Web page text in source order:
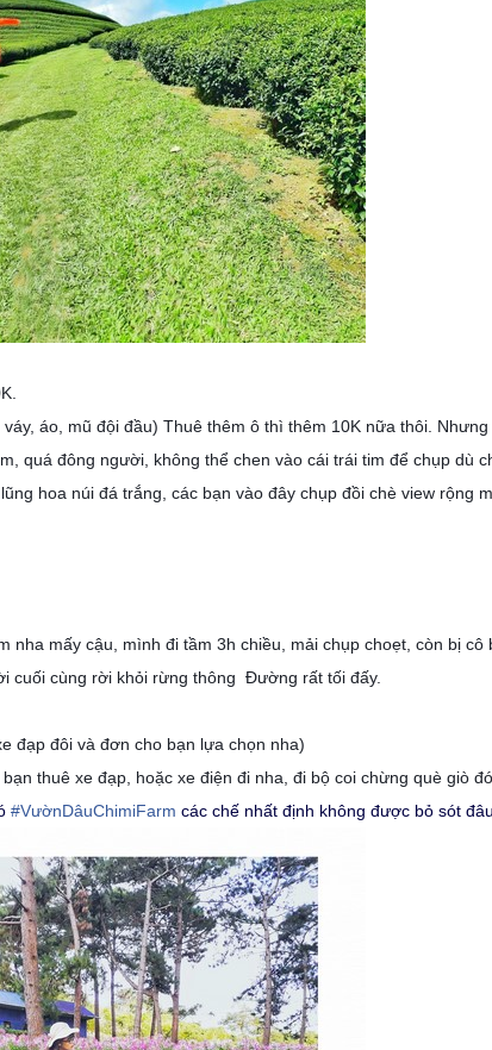
áo, mũ đội đầu) Thuê thêm ô thì thêm 10K nữa thôi.
quá đông người, không thể chen vào cái trái tim để chụp dù
hoa núi đá trắng, các bạn vào đây chụp đồi chè view rộng
nha mấy cậu, mình đi tầm 3h chiều, mải chụp choẹt, còn bị
cuối cùng rời khỏi rừng thông Đường rất tối đấy.
đạp đôi và đơn cho bạn lựa chọn nha)
thuê xe đạp, hoặc xe điện đi nha, đi bộ coi chừng què giò đó
#VườnDâuChimiFarm các chế nhất định không được bỏ sót